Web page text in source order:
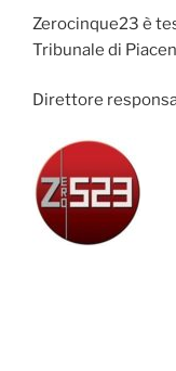
Zerocinque23 è
Tribunale di
Direttore